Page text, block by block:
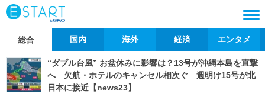
総合 国内 海外 経済 エンタメ
“ダブル台風” お盆休みに影響は？13号が沖縄本島を直撃
へ 欠航・ホテルのキャンセル相次ぐ 週明け15号が北
日本に接近【news23】